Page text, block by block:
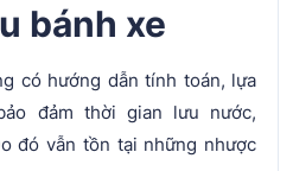
bánh xe
có hướng dẫn tính toán, lựa
đảm thời gian lưu nước,
đó vẫn tồn tại những nhược